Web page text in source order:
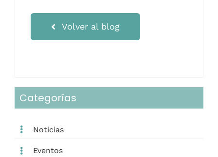
Volver al blog
Categorías
Noticias
Eventos